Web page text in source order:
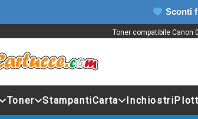
Sconti
Toner compatibile Canon
Toner StampantiCarta Inchiostri